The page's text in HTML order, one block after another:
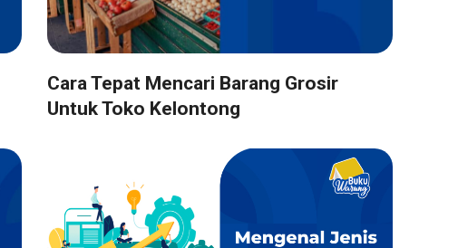
Cara Tepat Mencari Barang Grosir
Untuk Toko Kelontong